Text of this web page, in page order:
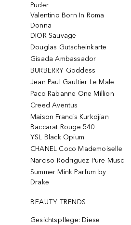
Puder
Valentino Born In Roma
Donna
DIOR Sauvage
Douglas Gutscheinkarte
Gisada Ambassador
BURBERRY Goddess
Jean Paul Gaultier Le Male
Paco Rabanne One Million
Creed Aventus
Maison Francis Kurkdjian
Baccarat Rouge 540
YSL Black Opium
CHANEL Coco Mademoiselle
Narciso Rodriguez Pure Musc
Summer Mink Parfum by
Drake
BEAUTY TRENDS
Gesichtspflege: Diese